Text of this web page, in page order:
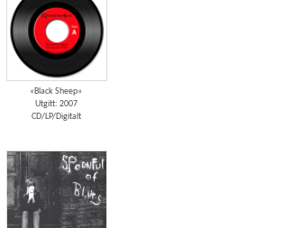
«Black Sheep»
Utgitt: 2007
CD/LP/Digitalt